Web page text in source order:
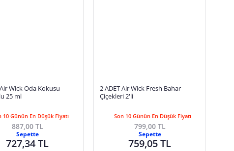
25 ml
10 Günün En Düşük Fiyatı
887,00 TL
Sepette
727,34 TL
2 ADET Air Wick Fresh Bahar
Çiçekleri 2'li
Son 10 Günün En Düşük Fiyatı
799,00 TL
Sepette
759,05 TL